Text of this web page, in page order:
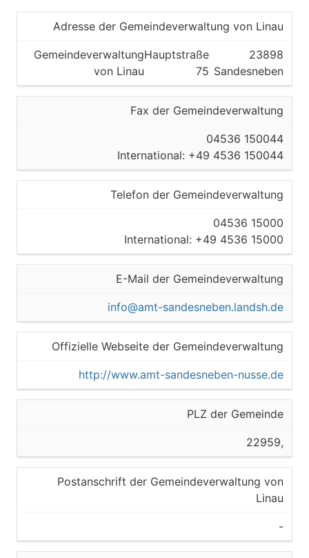
Adresse der Gemeindeverwaltung von Linau
Gemeindeverwaltung
von Linau
Hauptstraße
75
23898
Sandesneben
Fax der Gemeindeverwaltung
04536 150044
International: +49 4536 150044
Telefon der Gemeindeverwaltung
04536 15000
International: +49 4536 15000
E-Mail der Gemeindeverwaltung
info@amt-sandesneben.landsh.de
Offizielle Webseite der Gemeindeverwaltung
http://www.amt-sandesneben-nusse.de
PLZ der Gemeinde
22959,
Postanschrift der Gemeindeverwaltung von
Linau
-